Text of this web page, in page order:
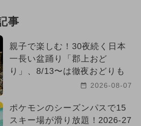
事
親子で楽しむ！30夜続く日本
一長い盆踊り「郡上おど
り」、8/13〜は徹夜おどりも
2026-08-07
ポケモンのシーズンパスで15
スキー場が滑り放題！2026-27